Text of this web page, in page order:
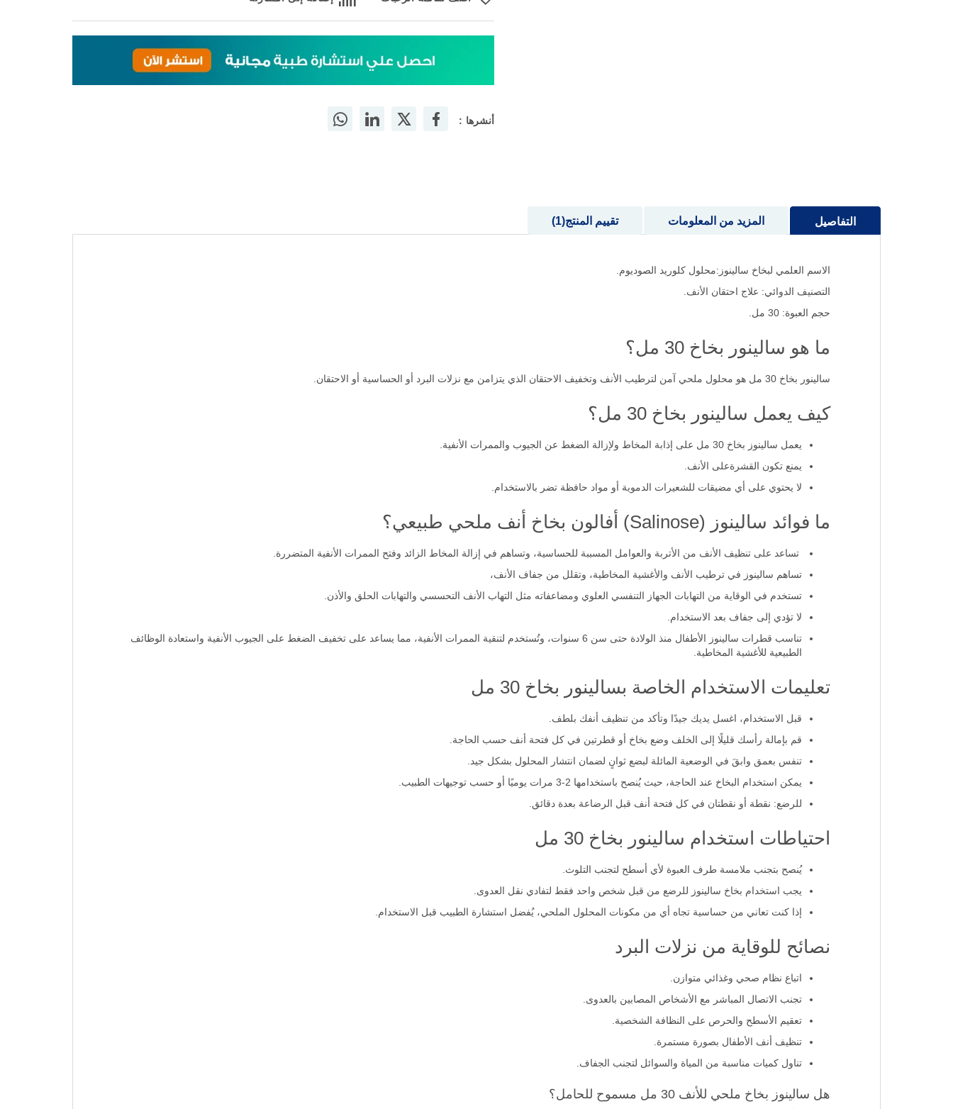
أنشرها :
التفاصيل
الاسم العلمي لبخاخ سالينوز:محلول كلوريد الصوديوم.
التصنيف الدوائي: علاج احتقان الأنف.
حجم العبوة: 30 مل.
ما هو سالينور بخاخ 30 مل؟
سالينور بخاخ 30 مل هو محلول ملحي آمن لترطيب الأنف وتخفيف الاحتقان الذي يتزامن مع نزلات البرد أو الحساسية أو الاحتقان.
كيف يعمل سالينور بخاخ 30 مل؟
يعمل سالينوز بخاخ 30 مل على إذابة المخاط ولإزالة الضغط عن الجيوب والممرات الأنفية.
يمنع تكون القشرةعلى الأنف.
لا يحتوي على أي مضيقات للشعيرات الدموية أو مواد حافظة تضر بالاستخدام.
ما فوائد سالينوز (Salinose) أفالون بخاخ أنف ملحي طبيعي؟
تساعد على تنظيف الأنف من الأتربة والعوامل المسببة للحساسية، وتساهم في إزالة المخاط الزائد وفتح الممرات الأنفية المتضررة.
تساهم سالينوز في ترطيب الأنف والأغشية المخاطية، وتقلل من جفاف الأنف،
تستخدم في الوقاية من التهابات الجهاز التنفسي العلوي ومضاعفاته مثل التهاب الأنف التحسسي والتهابات الحلق والأذن.
لا تؤدي إلى جفاف بعد الاستخدام.
تناسب قطرات سالينوز الأطفال منذ الولادة حتى سن 6 سنوات، وتُستخدم لتنقية الممرات الأنفية، مما يساعد على تخفيف الضغط على الجيوب الأنفية واستعادة الوظائف
الطبيعية للأغشية المخاطية.
تعليمات الاستخدام الخاصة بسالينور بخاخ 30 مل
قبل الاستخدام، اغسل يديك جيدًا وتأكد من تنظيف أنفك بلطف.
قم بإمالة رأسك قليلًا إلى الخلف وضع بخاخ أو قطرتين في كل فتحة أنف حسب الحاجة.
تنفس بعمق وابقَ في الوضعية المائلة لبضع ثوانٍ لضمان انتشار المحلول بشكل جيد.
يمكن استخدام البخاخ عند الحاجة، حيث يُنصح باستخدامها 2-3 مرات يوميًا أو حسب توجيهات الطبيب.
للرضع: نقطة أو نقطتان في كل فتحة أنف قبل الرضاعة بعدة دقائق.
احتياطات استخدام سالينور بخاخ 30 مل
يُنصح بتجنب ملامسة طرف العبوة لأي أسطح لتجنب التلوث.
يجب استخدام بخاخ سالينوز للرضع من قبل شخص واحد فقط لتفادي نقل العدوى.
إذا كنت تعاني من حساسية تجاه أي من مكونات المحلول الملحي، يُفضل استشارة الطبيب قبل الاستخدام.
نصائح للوقاية من نزلات البرد
اتباع نظام صحي وغذائي متوازن.
تجنب الاتصال المباشر مع الأشخاص المصابين بالعدوى.
تعقيم الأسطح والحرص على النظافة الشخصية.
تنظيف أنف الأطفال بصورة مستمرة.
تناول كميات مناسبة من المياة والسوائل لتجنب الجفاف.
هل سالينوز بخاخ ملحي للأنف 30 مل مسموح للحامل؟
المزيد من المعلومات تقييم المنتج 1